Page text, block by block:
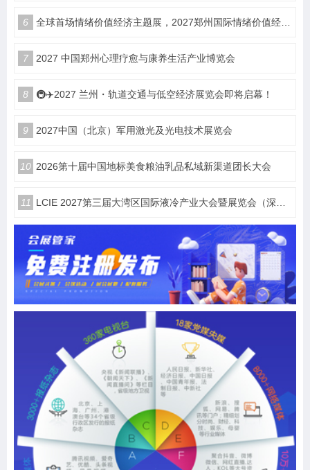
6 全球首场情绪价值经济主题展，2027郑州国际情绪价值经济博览会
7 2027 中国郑州心理疗愈与康养生活产业博览会
8 🚇✈️2027 兰州・轨道交通与低空经济展览会即将启幕！
9 2027中国（北京）军用激光及光电技术展览会
10 2026第十届中国地标美食粮油乳品私域新渠道团长大会
11 LCIE 2027第三届大湾区国际液冷产业大会暨展览会（深圳）